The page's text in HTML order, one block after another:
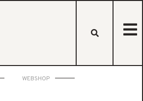
WEBSHOP